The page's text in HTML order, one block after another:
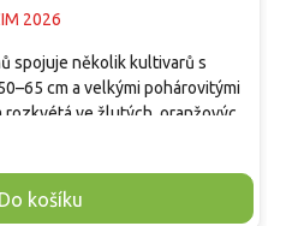
2026
Do košíku
spojuje několik kultivarů s
cm a velkými pohárovitými
ve žlutých, oranžových,
odstínech, jejichž
výdrž ve váze a jsou
v záhonech, podél cest, mezi